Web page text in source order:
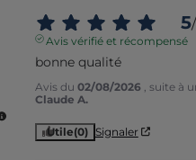
5/
Avis vérifié et récompensé
bonne qualité
Avis du 02/08/2026
, suite à
Claude A.
Utile(0) Signaler